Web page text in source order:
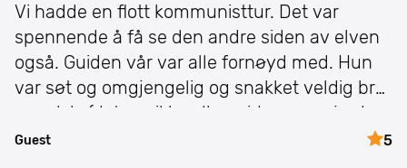
Vi hadde en flott kommunisttur. Det var
spennende å få se den andre siden av elven
også. Guiden vår var alle fornøyd med. Hun
var søt og omgjengelig og snakket veldig bra
engelsk, (det var ikke alle guider som gjorde
det). Jeg vil ihvertfall anbefale
Guest 5